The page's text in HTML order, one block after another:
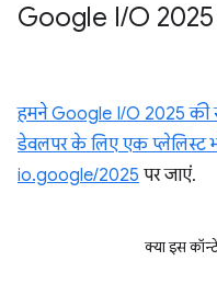
Google I/O
हमने Google I/O 2025 की
डेवलपर के लिए एक प्लेलिस्ट
io.google/2025 पर जाएं.
क्या इस